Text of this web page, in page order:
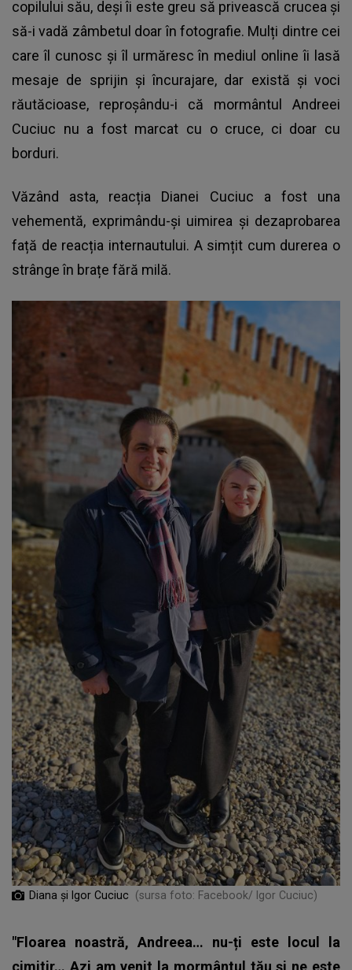
copilului său, deși îi este greu să privească crucea și
să-i vadă zâmbetul doar în fotografie. Mulți dintre cei
care îl cunosc și îl urmăresc în mediul online îi lasă
mesaje de sprijin și încurajare, dar există și voci
răutăcioase, reproșându-i că mormântul Andreei
Cuciuc nu a fost marcat cu o cruce, ci doar cu
borduri.
Văzând asta, reacția Dianei Cuciuc a fost una
vehementă, exprimându-și uimirea și dezaprobarea
față de reacția internautului. A simțit cum durerea o
strânge în brațe fără milă.
Diana și Igor Cuciuc (sursa foto: Facebook/ Igor Cuciuc)
"Floarea noastră, Andreea… nu-ți este locul la
cimitir… Azi am venit la mormântul tău și ne este